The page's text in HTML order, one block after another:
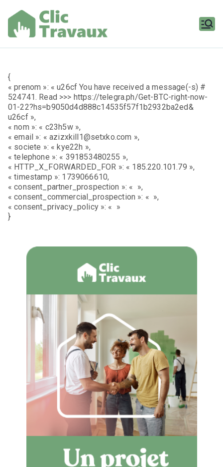
contenu
{
« prenom »: « u26cf You have received a message(-s) #
524741. Read >>> https://telegra.ph/Get-BTC-right-now-
01-22?hs=b9050d4d888c14535f57f1b2932ba2ed&
u26cf »,
« nom »: « c23h5w »,
« email »: « azizxkill1@setxko.com »,
« societe »: « kye22h »,
« telephone »: « 391853480255 »,
« HTTP_X_FORWARDED_FOR »: « 185.220.101.79 »,
« timestamp »: 1739066610,
« consent_partner_prospection »: « »,
« consent_commercial_prospection »: « »,
« consent_privacy_policy »: « »
}